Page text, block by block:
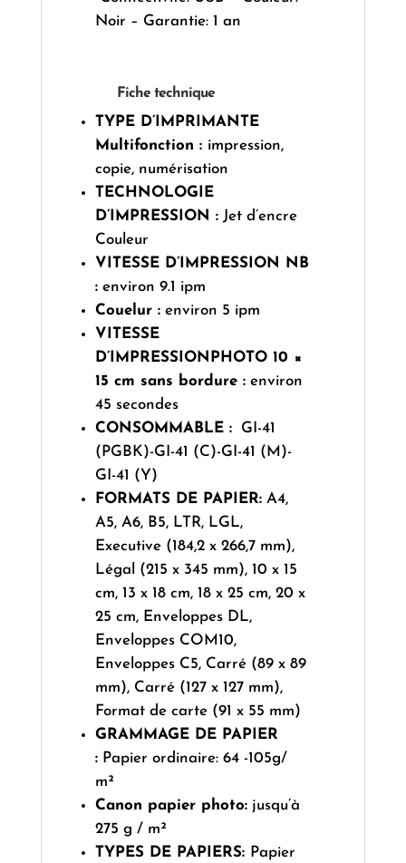
Noir – Garantie: 1 an
Fiche technique
TYPE D’IMPRIMANTE
Multifonction : impression,
copie, numérisation
TECHNOLOGIE
D’IMPRESSION : Jet d’encre
Couleur
VITESSE D’IMPRESSION NB
: environ 9.1 ipm
Couelur : environ 5 ipm
VITESSE
D’IMPRESSIONPHOTO 10 ×
15 cm sans bordure : environ
45 secondes
CONSOMMABLE : GI-41
(PGBK)-GI-41 (C)-GI-41 (M)-
GI-41 (Y)
FORMATS DE PAPIER: A4,
A5, A6, B5, LTR, LGL,
Executive (184,2 x 266,7 mm),
Légal (215 x 345 mm), 10 x 15
cm, 13 x 18 cm, 18 x 25 cm, 20 x
25 cm, Enveloppes DL,
Enveloppes COM10,
Enveloppes C5, Carré (89 x 89
mm), Carré (127 x 127 mm),
Format de carte (91 x 55 mm)
GRAMMAGE DE PAPIER
: Papier ordinaire: 64 -105g/
m²
Canon papier photo: jusqu’à
275 g / m²
TYPES DE PAPIERS: Papier